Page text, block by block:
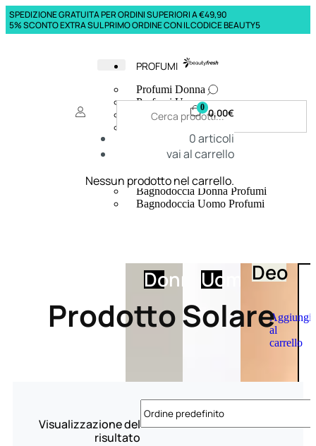
SPEDIZIONE GRATUITA PER ORDINI SUPERIORI A €49,90
5% SCONTO EXTRA SUL PRIMO ORDINE CON IL CODICE BEAUTY5
PROFUMI
Profumi Donna
Profumi Uomo
Deodoranti Donna
Corpo Donna
Corpo Uomo
Creme Mani
Bagnodoccia Donna Profumi
Bagnodoccia Uomo Profumi
DonnaUomoDeo
Aggiungi
al
carrello
0 0,00€
0articoli
vai al carrello
Nessun prodotto nel carrello.
Prodotto Solare
Visualizzazione del
risultato